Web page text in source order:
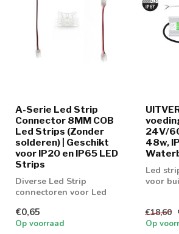
A-Serie Led Strip
Connector 8MM COB
Led Strips (Zonder
solderen) | Geschikt
voor IP20 en IP65 LED
Strips
Diverse Led Strip
connectoren voor Led
€0,65
Op voorraad
24V/
48w,
Led
voor
€18,60
Op